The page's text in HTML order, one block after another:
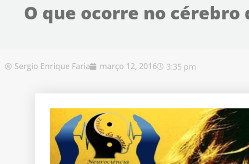
O que ocorre no cérebro
Sergio Enrique Faria março 12, 2016 3:35 pm